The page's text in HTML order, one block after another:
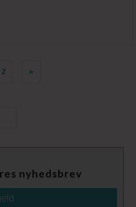
2 »
nyhedsbrev